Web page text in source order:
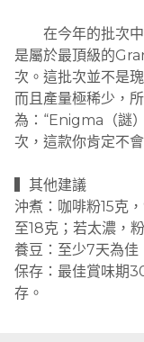
在今年的批次中
是屬於最頂級的
次。這批次並不是
而且產量極稀少，
為：“Enigma（謎
次，這款你肯定不
▍其他建議
沖煮：咖啡粉15克
至18克；若太濃，
養豆：至少7天為佳
保存：最佳賞味期
存。